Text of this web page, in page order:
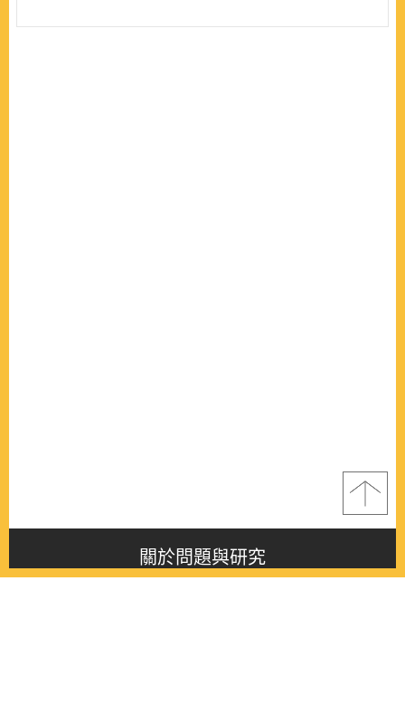
關於問題與研究
About this journal